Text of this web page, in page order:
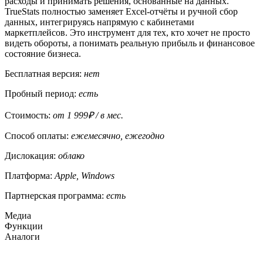
TrueStats полностью заменяет Excel-отчёты и ручной сбор
данных, интегрируясь напрямую с кабинетами
маркетплейсов. Это инструмент для тех, кто хочет не просто
видеть обороты, а понимать реальную прибыль и финансовое
состояние бизнеса.
Бесплатная версия: нет
Пробный период: есть
Стоимость: от 1 999₽ / в мес.
Способ оплаты: ежемесячно, ежегодно
Дислокация: облако
Платформа: Apple, Windows
Партнерская программа: есть
Медиа
Функции
Аналоги